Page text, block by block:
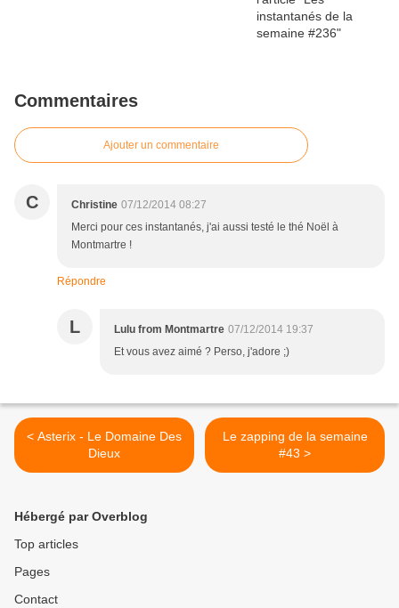
Commentaires
Ajouter un commentaire
C Christine 07/12/2014 08:27
Merci pour ces instantanés, j'ai aussi testé le thé Noël à
Montmartre !
Répondre
L Lulu from Montmartre 07/12/2014 19:37
Et vous avez aimé ? Perso, j'adore ;)
< Asterix - Le Domaine Des
Dieux
Le zapping de la semaine
#43 >
Hébergé par Overblog
Top articles
Pages
Contact